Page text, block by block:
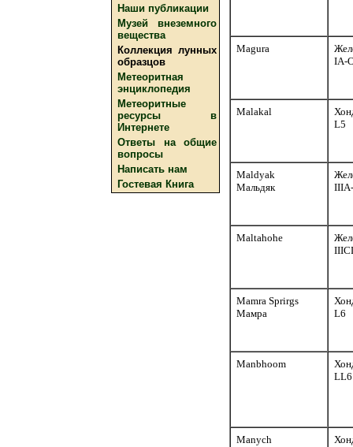
Наши публикации
Музей внеземного
вещества
Коллекция лунных
образцов
Метеоритная
энциклопедия
Метеоритные
ресурсы в
Интернете
Ответы на общие
вопросы
Написать нам
Гостевая Книга
Magura
IA-
Malakal
L5
Maldyak
Мальдяк
Maltahohe
Mamra Sprirgs
Мамра
L6
Manbhoom
LL6
Manych